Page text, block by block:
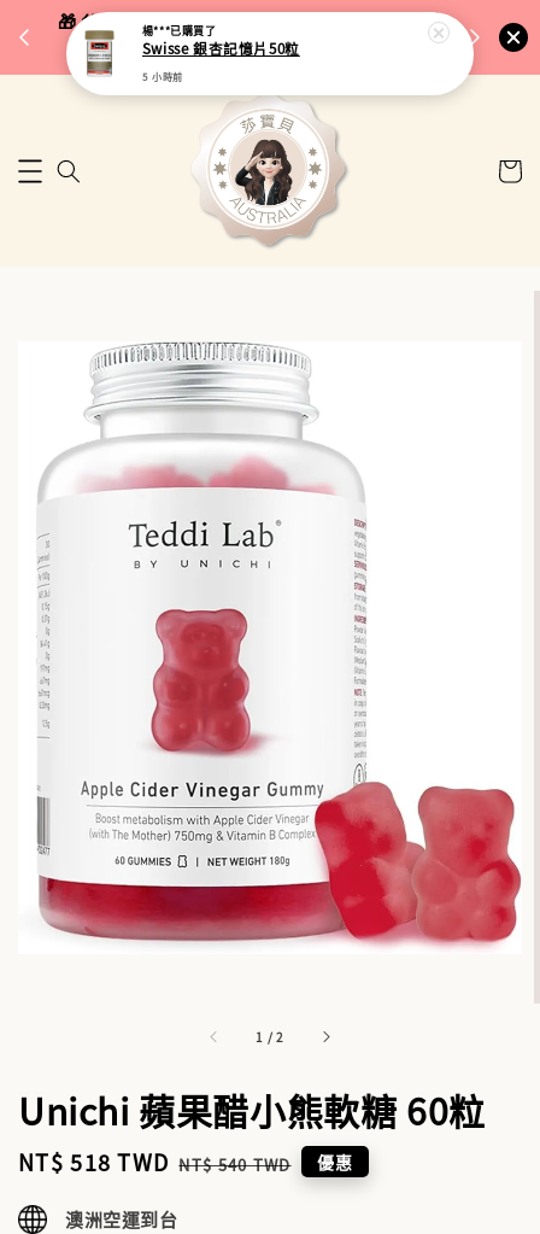
🎁 父親節限定｜全館96折・指定品牌88折｜滿
$5,000再折$100
🚚 台
1 /2
Unichi 蘋果醋小熊軟糖 60粒
Sale
NT$ 518 TWD Regular
NT$ 540 TWD 優惠
澳洲空運到台
楊***已購買了
Swisse 銀杏記憶片50粒
5 小時前